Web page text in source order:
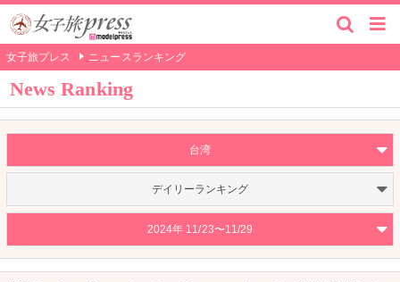
女子旅プレス ニュースランキング
News Ranking
台湾
デイリーランキング
2024年 11/23〜11/29